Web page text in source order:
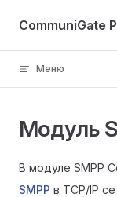
Skip to content
CommuniGate
Меню
Модуль
В модуле SMPP
SMPP в TCP/IP